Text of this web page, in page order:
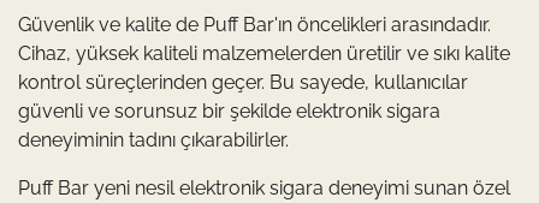
Güvenlik ve kalite de Puff Bar'ın öncelikleri arasındadır.
Cihaz, yüksek kaliteli malzemelerden üretilir ve sıkı kalite
kontrol süreçlerinden geçer. Bu sayede, kullanıcılar
güvenli ve sorunsuz bir şekilde elektronik sigara
deneyiminin tadını çıkarabilirler.
Puff Bar yeni nesil elektronik sigara deneyimi sunan özel